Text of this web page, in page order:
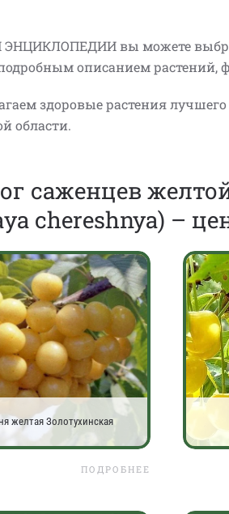
вы можете
описанием растений,
здоровые растения
области.
саженцев
chereshnya) –
желтая Золотухинская
ПОДРОБНЕЕ